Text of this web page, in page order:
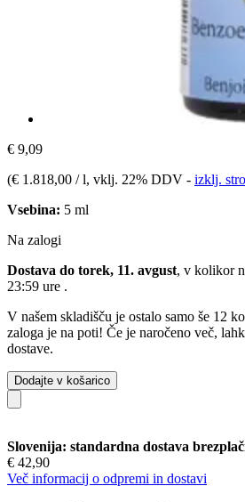
€ 9,09
(€ 1.818,00 / l, vklj. 22% DDV - izklj.
Vsebina: 5 ml
Na zalogi
Dostava do torek, 11. avgust, v kolikor
23:59 ure .
V našem skladišču je ostalo samo še 12
zaloga je na poti! Če je naročeno več,
dostave.
Dodajte v košarico
Slovenija: standardna dostava
€ 42,90
Več informacij o odpremi in dostavi